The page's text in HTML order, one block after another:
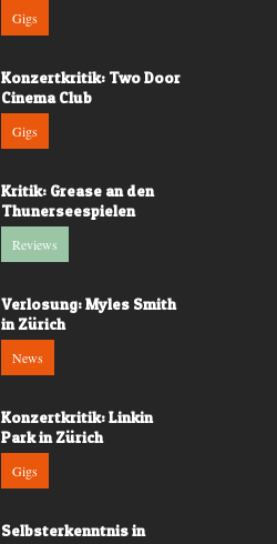
Gigs
Konzertkritik: Two Door
Cinema Club
Gigs
Kritik: Grease an den
Thunerseespielen
Reviews
Verlosung: Myles Smith
in Zürich
News
Konzertkritik: Linkin
Park in Zürich
Gigs
Selbsterkenntnis in